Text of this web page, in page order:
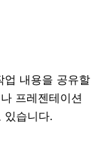
업 내용을 공유할
프레젠테이션
있습니다.